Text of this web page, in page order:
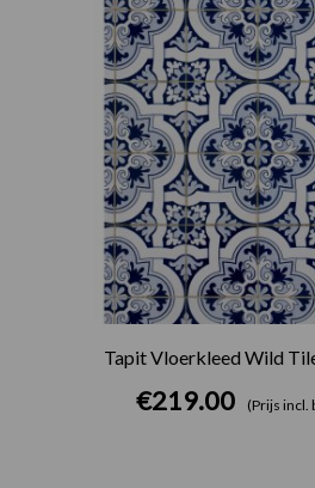
Tapit Vloerkleed Wild
€219.00 (Prijs incl.